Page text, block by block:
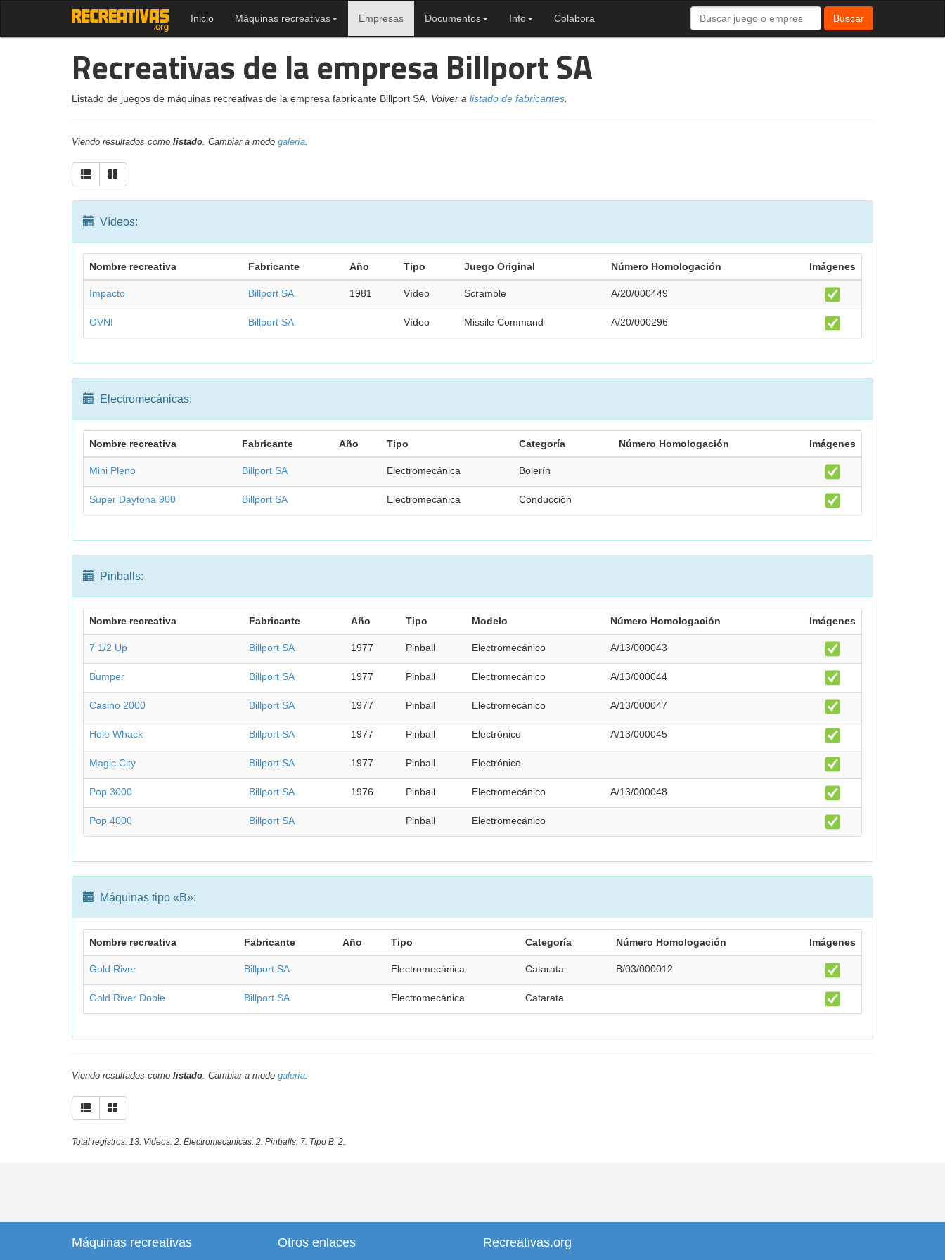
Inicio Máquinas recreativas Empresas Documentos Info Colabora Buscar
Recreativas de la empresa Billport SA
Listado de juegos de máquinas recreativas de la empresa fabricante Billport SA. Volver a listado de fabricantes
Viendo resultados como listado. Cambiar a modo galería.
Vídeos:
Nombre recreativa Fabricante Año Tipo Juego Original Número Homologación Imágenes
Impacto Billport SA 1981 Vídeo Scramble A/20/000449
OVNI Billport SA Vídeo Missile Command A/20/000296
Electromecánicas:
Nombre recreativa Fabricante Año Tipo Categoría Número Homologación Imágenes
Mini Pleno Billport SA Electromecánica Bolerín
Super Daytona 900 Billport SA Electromecánica Conducción
Pinballs:
Nombre recreativa Fabricante Año Tipo Modelo Número Homologación Imágenes
7 1/2 Up Billport SA 1977 Pinball Electromecánico A/13/000043
Bumper Billport SA 1977 Pinball Electromecánico A/13/000044
Casino 2000 Billport SA 1977 Pinball Electromecánico A/13/000047
Hole Whack Billport SA 1977 Pinball Electrónico A/13/000045
Magic City Billport SA 1977 Pinball Electrónico
Pop 3000 Billport SA 1976 Pinball Electromecánico A/13/000048
Pop 4000 Billport SA Pinball Electromecánico
Máquinas tipo «B»:
Nombre recreativa Fabricante Año Tipo Categoría Número Homologación Imágenes
Gold River Billport SA Electromecánica Catarata B/03/000012
Gold River Doble Billport SA Electromecánica Catarata
Viendo resultados como listado. Cambiar a modo galería.
Total registros: 13. Vídeos: 2. Electromecánicas: 2. Pinballs: 7. Tipo B: 2.
Máquinas recreativas Otros enlaces Recreativas.org